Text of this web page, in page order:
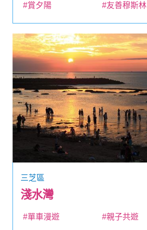
#賞夕陽 #友善穆斯林
三芝區
淺水灣
#單車漫遊 #親子共遊